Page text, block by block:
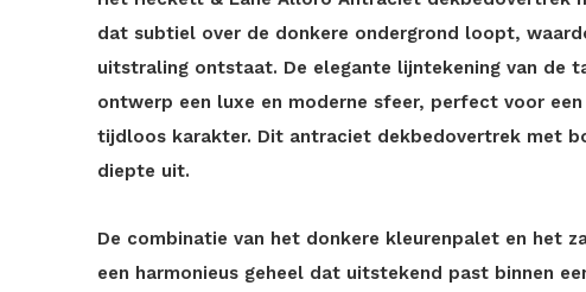
dat subtiel over de donkere ondergrond loopt,
uitstraling ontstaat. De elegante lijntekening van de
ontwerp een luxe en moderne sfeer, perfect voor
tijdloos karakter. Dit antraciet dekbedovertrek met
diepte uit.
De combinatie van het donkere kleurenpalet en het
een harmonieus geheel dat uitstekend past binnen